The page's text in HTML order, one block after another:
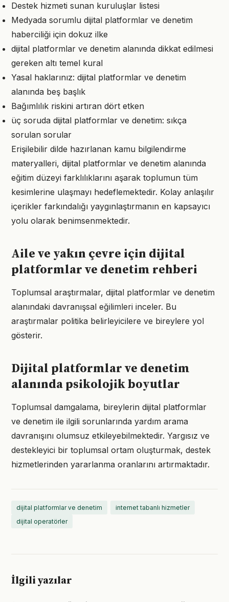
Destek hizmeti sunan kuruluşlar listesi
Medyada sorumlu dijital platformlar ve denetim
haberciliği için dokuz ilke
dijital platformlar ve denetim alanında dikkat edilmesi
gereken altı temel kural
Yasal haklarınız: dijital platformlar ve denetim
alanında beş başlık
Bağımlılık riskini artıran dört etken
üç soruda dijital platformlar ve denetim: sıkça
sorulan sorular
Erişilebilir dilde hazırlanan kamu bilgilendirme
materyalleri, dijital platformlar ve denetim alanında
eğitim düzeyi farklılıklarını aşarak toplumun tüm
kesimlerine ulaşmayı hedeflemektedir. Kolay anlaşılır
içerikler farkındalığı yaygınlaştırmanın en kapsayıcı
yolu olarak benimsenmektedir.
Aile ve yakın çevre için dijital
platformlar ve denetim rehberi
Toplumsal araştırmalar, dijital platformlar ve denetim
alanındaki davranışsal eğilimleri inceler. Bu
araştırmalar politika belirleyicilere ve bireylere yol
gösterir.
Dijital platformlar ve denetim
alanında psikolojik boyutlar
Toplumsal damgalama, bireylerin dijital platformlar
ve denetim ile ilgili sorunlarında yardım arama
davranışını olumsuz etkileyebilmektedir. Yargısız ve
destekleyici bir toplumsal ortam oluşturmak, destek
hizmetlerinden yararlanma oranlarını artırmaktadır.
dijital platformlar ve denetim
internet tabanlı hizmetler
dijital operatörler
İlgili yazılar